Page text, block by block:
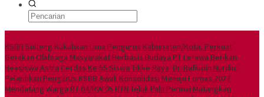
KSBB Sulteng Kukuhkan Lima Pengurus Kabupaten/Kota, Perkuat
Gerakan Olahraga Masyarakat Berbasis Budaya PT Letawa Berikan
Beasiswa Astra Cerdas Ke 55 Siswa Tikke Raya Dr. Rafiudin Nurdin:
Pelantikan Pengurus KSBB Awali Konsolidasi Menuju Fornas 2027
Mendatang Warga RT 04/RW 05 BTN Teluk Palu Permai Matangkan